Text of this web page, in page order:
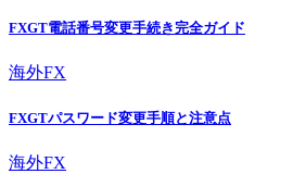
FXGT電話番号変更手続き完全ガイド
海外FX
FXGTパスワード変更手順と注意点
海外FX